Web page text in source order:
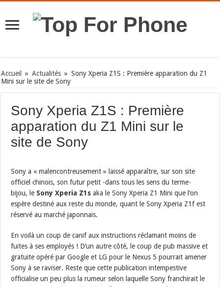
Accueil » Actualités » Sony Xperia Z1S : Première apparation du Z1
Mini sur le site de Sony
Sony Xperia Z1S : Première
apparation du Z1 Mini sur le
site de Sony
Sony a « malencontreusement » laissé apparaître, sur son site
officiel chinois, son futur petit -dans tous les sens du terme-
bijou, le Sony Xperia Z1s aka le Sony Xperia Z1 Mini que l’on
espère destiné aux reste du monde, quant le Sony Xperia Z1f est
réservé au marché japonnais.
En voilà un coup de canif aux instructions réclamant moins de
fuites à ses employés ! D’un autre côté, le coup de pub massive et
gratuite opéré par Google et LG pour le Nexus 5 pourrait amener
Sony à se raviser. Reste que cette publication intempestive
officialise un peu plus la rumeur selon laquelle Sony franchirait le